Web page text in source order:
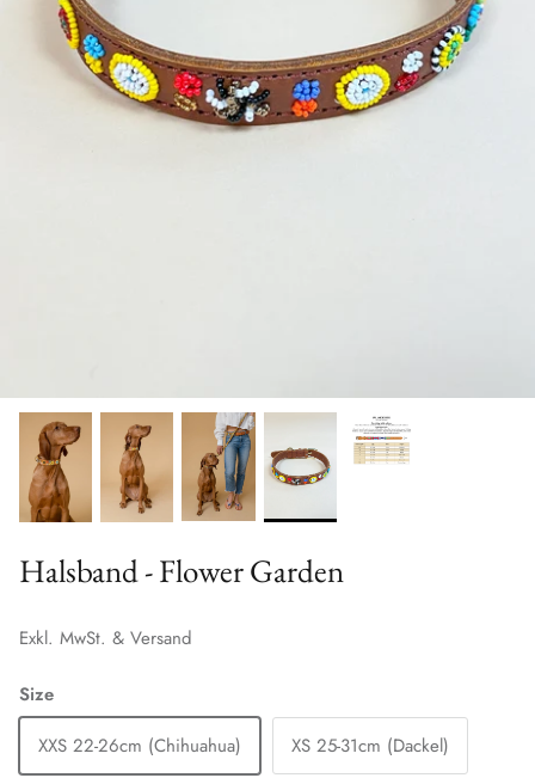
Halsband - Flower Garden
Exkl. MwSt. & Versand
Size
XXS 22-26cm (Chihuahua)
XS 25-31cm (Dackel)